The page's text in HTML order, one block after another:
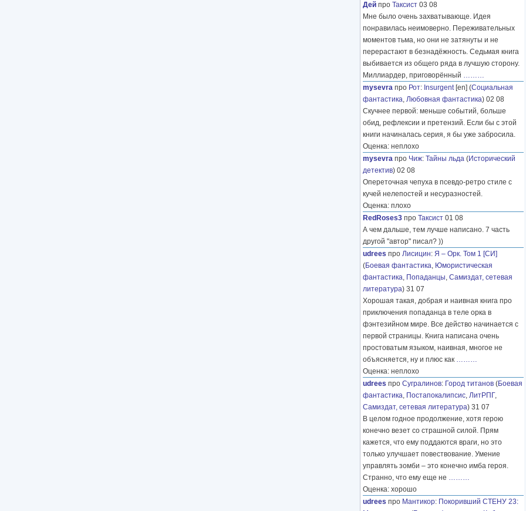
Дей про Таксист 03 08
Мне было очень захватывающе. Идея
понравилась неимоверно. Переживательных
моментов тьма, но они не затянуты и не
перерастают в безнадёжность. Седьмая книга
выбивается из общего ряда в лучшую сторону.
Миллиардер, приговорённый ………
mysevra про Рот: Insurgent[en] (Социальная
фантастика, Любовная фантастика) 02 08
Скучнее первой: меньше событий, больше
обид, рефлексии и претензий. Если бы с этой
книги начиналась серия, я бы уже забросила.
Оценка: неплохо
mysevra про Чиж: Тайны льда (Исторический
детектив) 02 08
Опереточная чепуха в псевдо-ретро стиле с
кучей нелепостей и несуразностей.
Оценка: плохо
RedRoses3 про Таксист 01 08
А чем дальше, тем лучше написано. 7 часть
другой "автор" писал? ))
udrees про Лисицин: Я – Орк. Том 1 [СИ]
(Боевая фантастика, Юмористическая
фантастика, Попаданцы, Самиздат, сетевая
литература) 31 07
Хорошая такая, добрая и наивная книга про
приключения попаданца в теле орка в
фэнтезийном мире. Все действо начинается с
первой страницы. Книга написана очень
простоватым языком, наивная, многое не
объясняется, ну и плюс как ………
Оценка: неплохо
udrees про Сугралинов: Город титанов (Боевая
фантастика, Постапокалипсис, ЛитРПГ,
Самиздат, сетевая литература) 31 07
В целом годное продолжение, хотя герою
конечно везет со страшной силой. Прям
кажется, что ему поддаются враги, но это
только улучшает повествование. Умение
управлять зомби – это конечно имба героя.
Странно, что ему еще не ………
Оценка: хорошо
udrees про Мантикор: Покоривший СТЕНУ 23: